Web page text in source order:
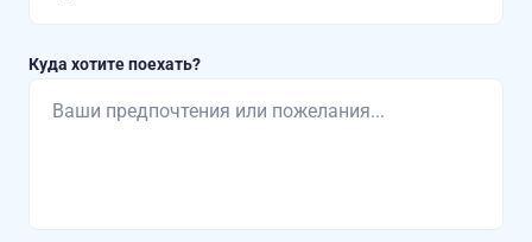
Куда хотите поехать?